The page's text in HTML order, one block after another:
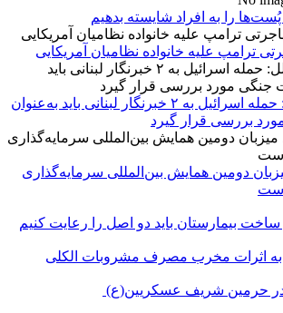
پُست‌ها را به افراد شایسته بدهیم
ترامپ علیه خانواده نظامیان آمریکایی
عفو بین‌الملل: حمله اسرائیل به ۲ خبرنگار لبنانی باید به‌عنوان
بررسی قرار گیرد
دومین همایش بین‌المللی سرمایه‌گذاری
بیمارستان باید دو اصل را رعایت کنیم
اثرات مخرب مصرف مشروبات الکلی
حرمین شریف عسکریین(ع)